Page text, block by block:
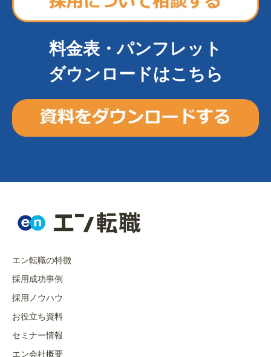
料金表・パンフレット
ダウンロードはこちら
エン転職の特徴
採用成功事例
採用ノウハウ
お役立ち資料
セミナー情報
エン会社概要